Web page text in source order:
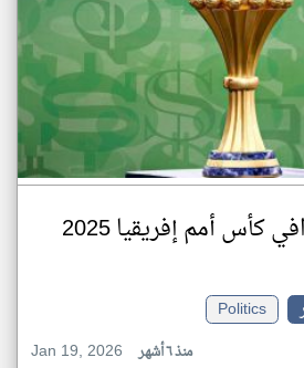
كأس أمم إفريقيا 2025
Politics
Jan 19, 2026
منذ ٦ أشهر